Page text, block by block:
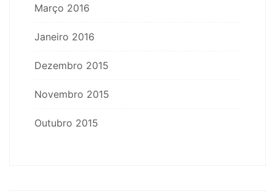
Março 2016
Janeiro 2016
Dezembro 2015
Novembro 2015
Outubro 2015